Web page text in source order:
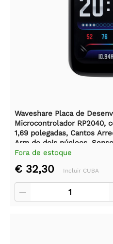
Waveshare Placa de
Microcontrolador RP2040,
1,69 polegadas, Cantos
Arm de dois núcleos,
Giroscópio
Fora de estoque
€ 32,30 Incluir CUBA